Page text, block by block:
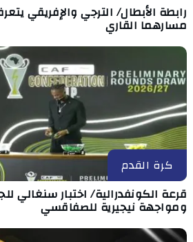
رابطة الأبطال/ الترجي والإفريقي
مسارهما القاري
كرة القدم
قرعة الكونفدرالية/ اختبار سنغالي
ومواجهة نيجيرية للصفاقسي